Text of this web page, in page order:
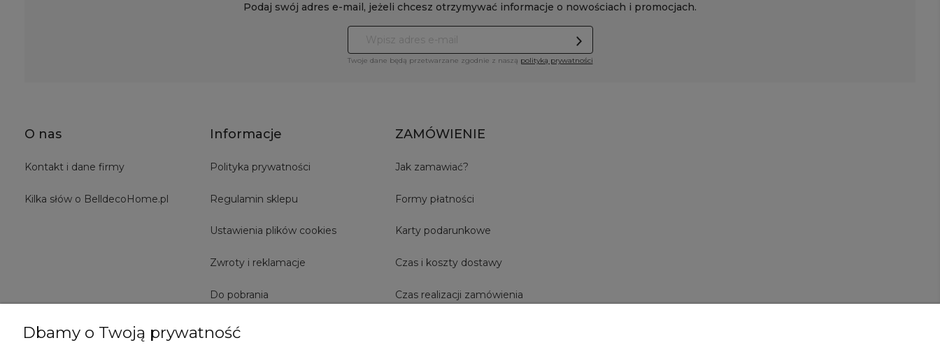
Podaj swój adres e-mail, jeżeli chcesz otrzymywać informacje o nowościach i promocjach.
Twoje dane będą przetwarzane zgodnie z naszą polityką prywatności
O nas
Kontakt i dane firmy
Kilka słów o BelldecoHome.pl
Informacje
Polityka prywatności
Regulamin sklepu
Ustawienia plików cookies
Zwroty i reklamacje
Do pobrania
ZAMÓWIENIE
Jak zamawiać?
Formy płatności
Karty podarunkowe
Czas i koszty dostawy
Czas realizacji zamówienia
Dbamy o Twoją prywatność